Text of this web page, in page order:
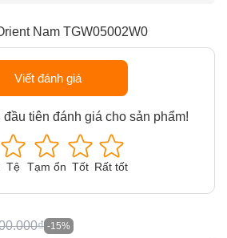
Nam TGW05002W0
Viết đánh giá
tiên đánh giá cho sản phẩm!
Tệ Tạm ổn Tốt Rất tốt
-15%